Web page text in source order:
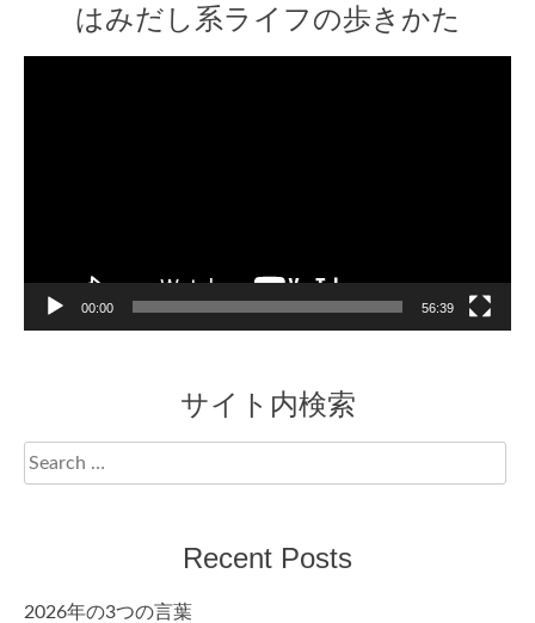
はみだし系ライフの歩きかた
00:00 56:39
サイト内検索
Search
for:
Recent Posts
2026年の3つの言葉